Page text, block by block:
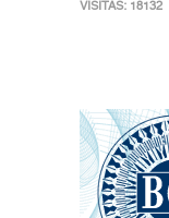
VISITAS: 18132